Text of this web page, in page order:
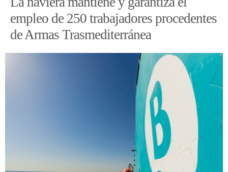
empleo de 250 trabajadores procedentes
de Armas Trasmediterránea